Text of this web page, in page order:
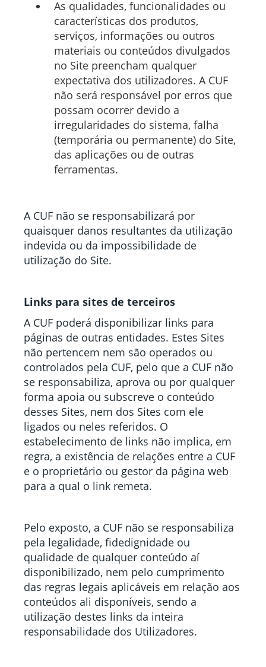
As qualidades, funcionalidades ou
características dos produtos,
serviços, informações ou outros
materiais ou conteúdos divulgados
no Site preencham qualquer
expectativa dos utilizadores. A CUF
não será responsável por erros que
possam ocorrer devido a
irregularidades do sistema, falha
(temporária ou permanente) do Site,
das aplicações ou de outras
ferramentas.
A CUF não se responsabilizará por
quaisquer danos resultantes da utilização
indevida ou da impossibilidade de
utilização do Site.
Links para sites de terceiros
A CUF poderá disponibilizar links para
páginas de outras entidades. Estes Sites
não pertencem nem são operados ou
controlados pela CUF, pelo que a CUF não
se responsabiliza, aprova ou por qualquer
forma apoia ou subscreve o conteúdo
desses Sites, nem dos Sites com ele
ligados ou neles referidos. O
estabelecimento de links não implica, em
regra, a existência de relações entre a CUF
e o proprietário ou gestor da página web
para a qual o link remeta.
Pelo exposto, a CUF não se responsabiliza
pela legalidade, fidedignidade ou
qualidade de qualquer conteúdo aí
disponibilizado, nem pelo cumprimento
das regras legais aplicáveis em relação aos
conteúdos ali disponíveis, sendo a
utilização destes links da inteira
responsabilidade dos Utilizadores.